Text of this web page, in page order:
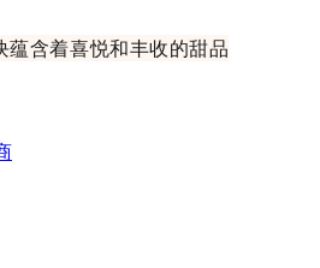
蕴含着喜悦和丰收的甜品